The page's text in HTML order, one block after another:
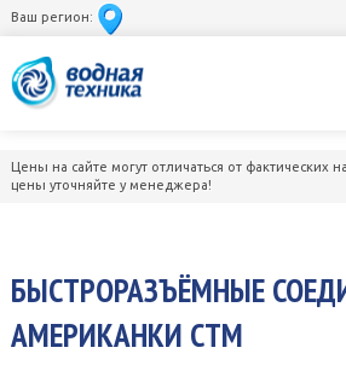
Ваш регион:
Цены на сайте могут отличаться от фактических
цены уточняйте у менеджера!
БЫСТРОРАЗЪЁМНЫЕ
АМЕРИКАНКИ СТМ